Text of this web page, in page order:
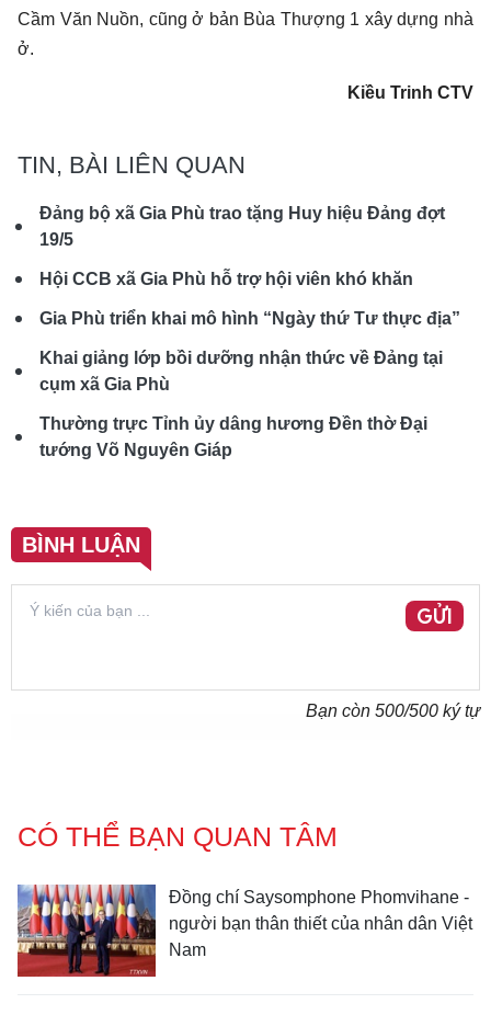
Cầm Văn Nuồn, cũng ở bản Bùa Thượng 1 xây dựng nhà
ở.
Kiều Trinh CTV
TIN, BÀI LIÊN QUAN
Đảng bộ xã Gia Phù trao tặng Huy hiệu Đảng đợt
19/5
Hội CCB xã Gia Phù hỗ trợ hội viên khó khăn
Gia Phù triển khai mô hình “Ngày thứ Tư thực địa”
Khai giảng lớp bồi dưỡng nhận thức về Đảng tại
cụm xã Gia Phù
Thường trực Tỉnh ủy dâng hương Đền thờ Đại
tướng Võ Nguyên Giáp
BÌNH LUẬN
GỬI
Bạn còn 500/500 ký tự
CÓ THỂ BẠN QUAN TÂM
Đồng chí Saysomphone Phomvihane -
người bạn thân thiết của nhân dân Việt
Nam